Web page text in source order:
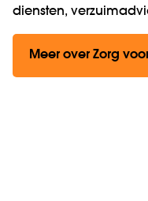
diensten,
Meer over Zorg